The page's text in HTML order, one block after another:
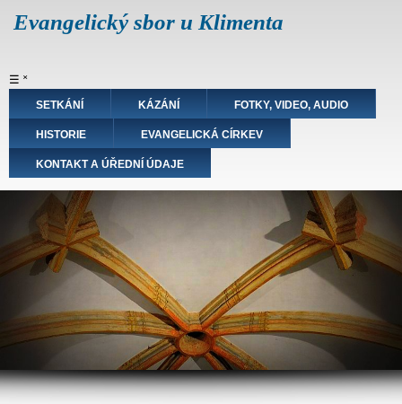
Evangelický sbor u Klimenta
Hlavní
navigace
☰ ˟
SETKÁNÍ KÁZÁNÍ FOTKY, VIDEO, AUDIO
HISTORIE EVANGELICKÁ CÍRKEV
KONTAKT A ÚŘEDNÍ ÚDAJE